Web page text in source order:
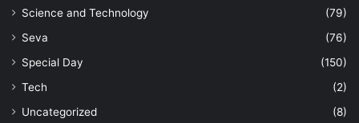
Science and Technology
(79)
Seva
(76)
Special Day
(150)
Tech
(2)
Uncategorized
(8)